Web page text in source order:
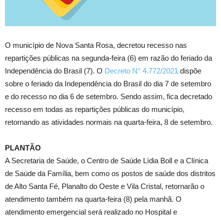
O município de Nova Santa Rosa, decretou recesso nas
repartições públicas na segunda-feira (6) em razão do feriado da
Independência do Brasil (7). O Decreto N° 4.772/2021 dispõe
sobre o feriado da Independência do Brasil do dia 7 de setembro
e do recesso no dia 6 de setembro. Sendo assim, fica decretado
recesso em todas as repartições públicas do município,
retornando as atividades normais na quarta-feira, 8 de setembro.
PLANTÃO
A Secretaria de Saúde, o Centro de Saúde Lídia Boll e a Clínica
de Saúde da Família, bem como os postos de saúde dos distritos
de Alto Santa Fé, Planalto do Oeste e Vila Cristal, retornarão o
atendimento também na quarta-feira (8) pela manhã. O
atendimento emergencial será realizado no Hospital e